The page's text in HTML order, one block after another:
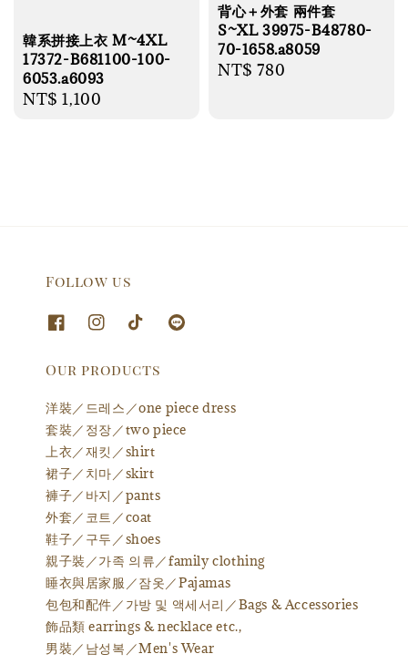
韓系拼接上衣 M~4XL
17372-B681100-100-
6053.a6093
Regular
NT$ 1,100
背心＋外套 兩件套
S~XL 39975-B48780-
70-1658.a8059
Regular
NT$ 780
Follow us
Our products
洋裝／드레스／one piece dress
套裝／정장／two piece
上衣／재킷／shirt
裙子／치마／skirt
褲子／바지／pants
外套／코트／coat
鞋子／구두／shoes
親子裝／가족 의류／family clothing
睡衣與居家服／잠옷／Pajamas
包包和配件／가방 및 액세서리／Bags & Accessories
飾品類 earrings & necklace etc.,
男裝／남성복／Men's Wear